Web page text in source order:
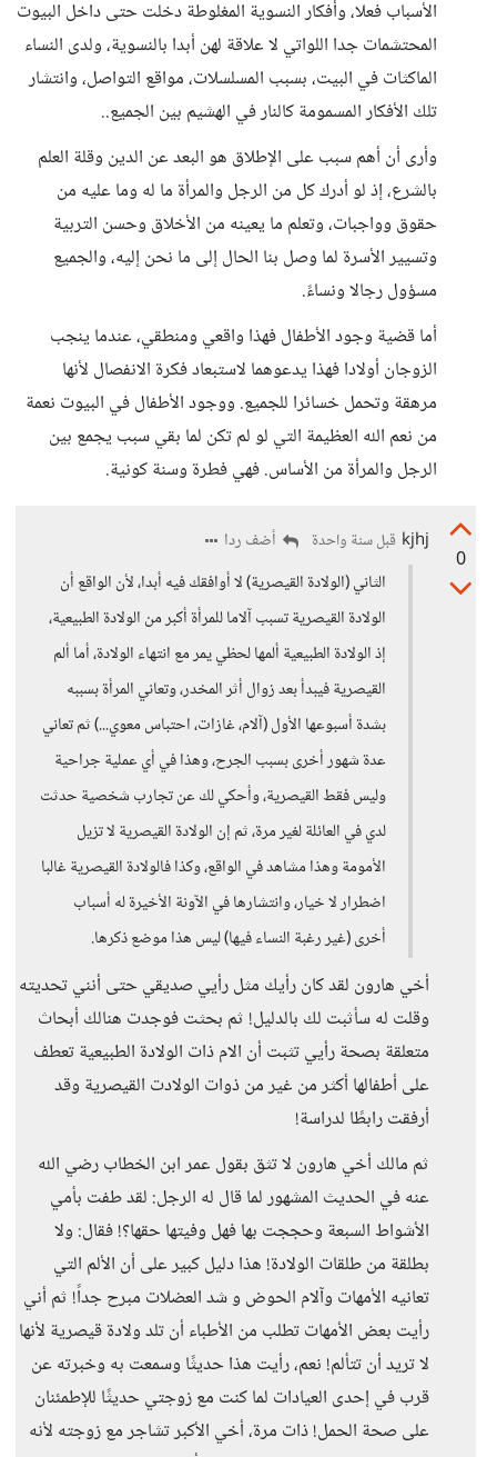
الأسباب فعلا، وأفكار النسوية المغلوطة دخلت حتى داخل البيوت
المحتشمات جدا اللواتي لا علاقة لهن أبدا بالنسوية، ولدى النساء
الماكثات في البيت، بسبب المسلسلات، مواقع التواصل، وانتشار
تلك الأفكار المسمومة كالنار في الهشيم بين الجميع..
وأرى أن أهم سبب على الإطلاق هو البعد عن الدين وقلة العلم
بالشرع، إذ لو أدرك كل من الرجل والمرأة ما له وما عليه من
حقوق وواجبات، وتعلم ما يعينه من الأخلاق وحسن التربية
وتسيير الأسرة لما وصل بنا الحال إلى ما نحن إليه، والجميع
مسؤول رجالا ونساءً.
أما قضية وجود الأطفال فهذا واقعي ومنطقي، عندما ينجب
الزوجان أولادا فهذا يدعوهما لاستبعاد فكرة الانفصال لأنها
مرهقة وتحمل خسائرا للجميع. ووجود الأطفال في البيوت نعمة
من نعم الله العظيمة التي لو لم تكن لما بقي سبب يجمع بين
الرجل والمرأة من الأساس. فهي فطرة وسنة كونية.
0
kjhj قبل سنة واحدة
أضف ردا
الثاني (الولادة القيصرية) لا أوافقك فيه أبدا، لأن الواقع أن
الولادة القيصرية تسبب آلاما للمرأة أكبر من الولادة الطبيعية،
إذ الولادة الطبيعية ألمها لحظي يمر مع انتهاء الولادة، أما ألم
القيصرية فيبدأ بعد زوال أثر المخدر، وتعاني المرأة بسببه
بشدة أسبوعها الأول (آلام، غازات، احتباس معوي...) ثم تعاني
عدة شهور أخرى بسبب الجرح، وهذا في أي عملية جراحية
وليس فقط القيصرية، وأحكي لك عن تجارب شخصية حدثت
لدي في العائلة لغير مرة، ثم إن الولادة القيصرية لا تزيل
الأمومة وهذا مشاهد في الواقع، وكذا فالولادة القيصرية غالبا
اضطرار لا خيار، وانتشارها في الآونة الأخيرة له أسباب
أخرى (غير رغبة النساء فيها) ليس هذا موضع ذكرها.
أخي هارون لقد كان رأيك مثل رأيي صديقي حتى أنني تحديته
وقلت له سأثبت لك بالدليل! ثم بحثت فوجدت هنالك أبحاث
متعلقة بصحة رأيي تثبت أن الام ذات الولادة الطبيعية تعطف
على أطفالها أكثر من غير من ذوات الولادت القيصرية وقد
أرفقت رابطًا لدراسة!
ثم مالك أخي هارون لا تثق بقول عمر ابن الخطاب رضي الله
عنه في الحديث المشهور لما قال له الرجل: لقد طفت بأمي
الأشواط السبعة وحججت بها فهل وفيتها حقها؟! فقال: ولا
بطلقة من طلقات الولادة! هذا دليل كبير على أن الألم التي
تعانيه الأمهات وآلام الحوض و شد العضلات مبرح جداً! ثم أني
رأيت بعض الأمهات تطلب من الأطباء أن تلد ولادة قيصرية لأنها
لا تريد أن تتألم! نعم، رأيت هذا حديثًا وسمعت به وخبرته عن
قرب في إحدى العيادات لما كنت مع زوجتي حديثًا للإطمئنان
على صحة الحمل! ذات مرة، أخي الأكبر تشاجر مع زوجته لأنه